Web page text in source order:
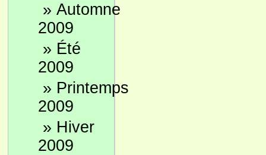
» Automne
2009
» Été
2009
» Printemps
2009
» Hiver
2009